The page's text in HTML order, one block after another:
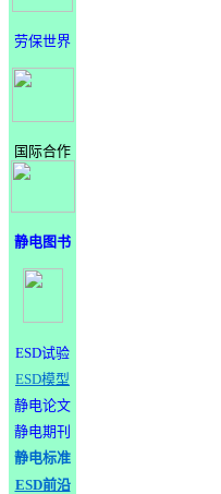
劳保世界
国际合作
静电图书
ESD试验
ESD模型
静电论文
静电期刊
静电标准
ESD前沿